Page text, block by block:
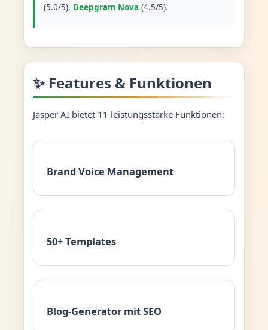
(5.0/5), Deepgram Nova(4.5/5).
✨ Features & Funktionen
Jasper AI bietet 11 leistungsstarke Funktionen:
Brand Voice Management
50+ Templates
Blog-Generator mit SEO